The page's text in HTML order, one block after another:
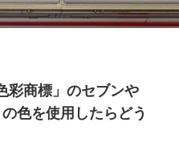
彩商標」のセブンや
色を使用したらどう